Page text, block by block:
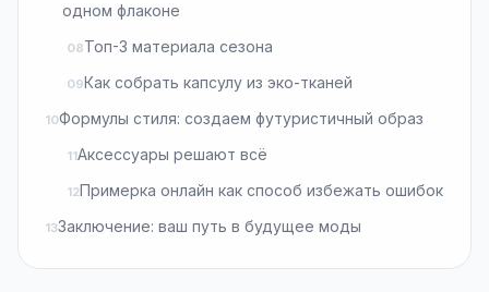
одном флаконе
Топ-3 материала сезона
Как собрать капсулу из эко-тканей
Формулы стиля: создаем футуристичный образ
Аксессуары решают всё
Примерка онлайн как способ избежать ошибок
Заключение: ваш путь в будущее моды